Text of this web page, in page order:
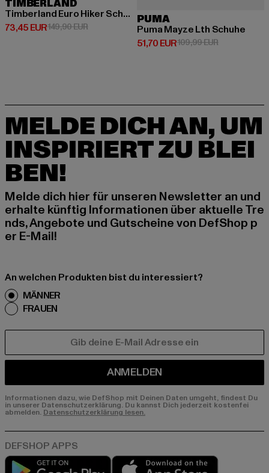
TIMBERLAND
Timberland Euro Hiker Schuhe
73,45 EUR
Derzeitiger Preis: 73,45 EUR
149,90 EURAktionspreis: 149,90 EUR
PUMA
Puma Mayze Lth Schuhe
51,70 EUR
Derzeitiger Preis: 51,70 EUR
109,99 EURAktionspreis:
MELDE DICH AN, UM
INSPIRIERT ZU BLEI
BEN!
Melde dich hier für unseren Newsletter an und
erhalte künftig Informationen über aktuelle Tre
nds, Angebote und Gutscheine von DefShop p
er E-Mail!
An welchen Produkten bist du interessiert?
MÄNNER
FRAUEN
ANMELDEN
Informationen dazu, wie DefShop mit Deinen Daten umgeht, findest Du
in unserer Datenschutzerklärung. Du kannst Dich jederzeit kostenfei
abmelden. Datenschutzerklärung lesen.
Play market